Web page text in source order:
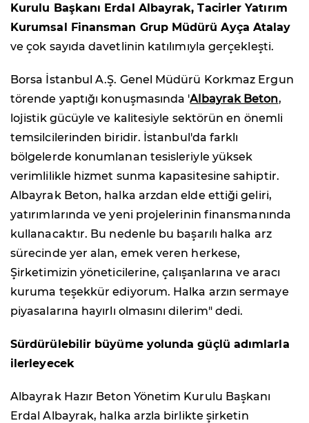
Kurulu Başkanı Erdal Albayrak, Tacirler Yatırım
Kurumsal Finansman Grup Müdürü Ayça Atalay
ve çok sayıda davetlinin katılımıyla gerçekleşti.
Borsa İstanbul A.Ş. Genel Müdürü Korkmaz Ergun
törende yaptığı konuşmasında 'Albayrak Beton,
lojistik gücüyle ve kalitesiyle sektörün en önemli
temsilcilerinden biridir. İstanbul'da farklı
bölgelerde konumlanan tesisleriyle yüksek
verimlilikle hizmet sunma kapasitesine sahiptir.
Albayrak Beton, halka arzdan elde ettiği geliri,
yatırımlarında ve yeni projelerinin finansmanında
kullanacaktır. Bu nedenle bu başarılı halka arz
sürecinde yer alan, emek veren herkese,
Şirketimizin yöneticilerine, çalışanlarına ve aracı
kuruma teşekkür ediyorum. Halka arzın sermaye
piyasalarına hayırlı olmasını dilerim" dedi.
Sürdürülebilir büyüme yolunda güçlü adımlarla
ilerleyecek
Albayrak Hazır Beton Yönetim Kurulu Başkanı
Erdal Albayrak, halka arzla birlikte şirketin